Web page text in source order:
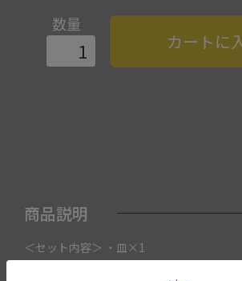
数量
カートに
商品説明
＜セット内容＞ ・皿×1
こちらの商品は織部下北沢店にて展示販